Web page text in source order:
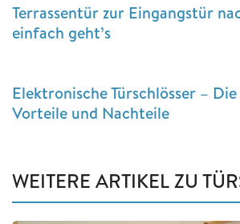
Terrassentür zur Eingangstür
einfach geht’s
Elektronische Türschlösser –
Vorteile und Nachteile
WEITERE ARTIKEL ZU